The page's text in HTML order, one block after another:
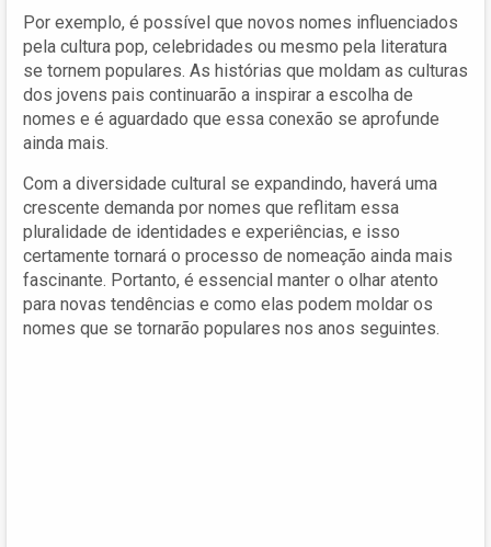
Por exemplo, é possível que novos nomes influenciados
pela cultura pop, celebridades ou mesmo pela literatura
se tornem populares. As histórias que moldam as culturas
dos jovens pais continuarão a inspirar a escolha de
nomes e é aguardado que essa conexão se aprofunde
ainda mais.
Com a diversidade cultural se expandindo, haverá uma
crescente demanda por nomes que reflitam essa
pluralidade de identidades e experiências, e isso
certamente tornará o processo de nomeação ainda mais
fascinante. Portanto, é essencial manter o olhar atento
para novas tendências e como elas podem moldar os
nomes que se tornarão populares nos anos seguintes.